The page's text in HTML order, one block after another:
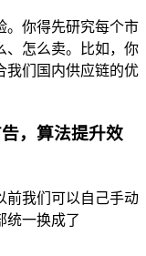
。你得先研究每个市
、怎么卖。比如，你
我们国内供应链的优
，算法提升效
前我们可以自己手动
统一换成了